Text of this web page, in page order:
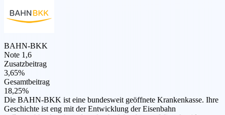
BAHN-BKK
Note 1,6
Zusatzbeitrag
3,65%
Gesamtbeitrag
18,25%
Die BAHN-BKK ist eine bundesweit geöffnete Krankenkasse. Ihre
Geschichte ist eng mit der Entwicklung der Eisenbahn